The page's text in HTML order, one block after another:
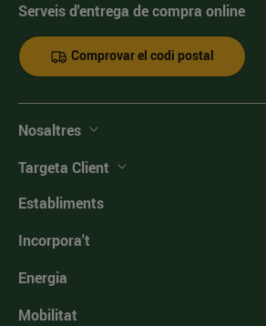
Serveis d'entrega de compra online
Comprovar el codi postal
Nosaltres
Targeta Client
Establiments
Incorpora't
Energia
Mobilitat